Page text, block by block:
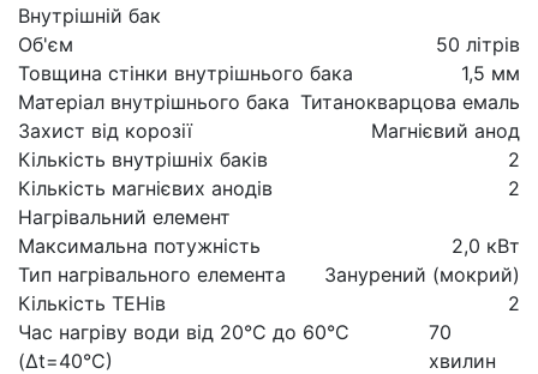
Внутрішній бак
Об'єм
50 літрів
Товщина стінки внутрішнього бака
1,5 мм
Матеріал внутрішнього бака Титанокварцова емаль
Захист від корозії
Магнієвий анод
Кількість внутрішніх баків
2
Кількість магнієвих анодів
2
Нагрівальний елемент
Максимальна потужність
2,0 кВт
Тип нагрівального елемента
Занурений (мокрий)
Кількість ТЕНів
2
Час нагріву води від 20°С до 60°С
(Δt=40°С)
70
хвилин